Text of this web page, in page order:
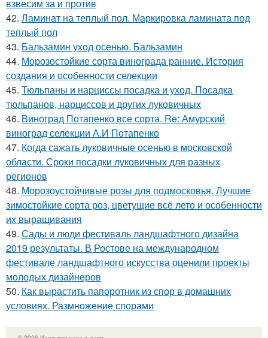
взвесим за и против
42. Ламинат на теплый пол. Маркировка ламината под
теплый пол
43. Бальзамин уход осенью. Бальзамин
44. Морозостойкие сорта винограда ранние. История
создания и особенности селекции
45. Тюльпаны и нарциссы посадка и уход. Посадка
тюльпанов, нарциссов и других луковичных
46. Виноград Потапенко все сорта. Re: Амурский
виноград селекции А.И Потапенко
47. Когда сажать луковичные осенью в московской
области. Сроки посадки луковичных для разных
регионов
48. Морозоустойчивые розы для подмосковья. Лучшие
зимостойкие сорта роз, цветущие всё лето и особенности
их выращивания
49. Сады и люди фестиваль ландшафтного дизайна
2019 результаты. В Ростове на международном
фестивале ландшафтного искусства оценили проекты
молодых дизайнеров
50. Как вырастить папоротник из спор в домашних
условиях. Размножение спорами